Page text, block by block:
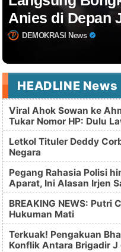
Anies di Depan
DEMOKRASI News
HEADLINE News
Viral Ahok Sowan ke
Tukar Nomor HP: Dulu
Letkol Tituler Deddy
Negara
Pegang Rahasia Polisi
Aparat, Ini Alasan Irjen
BREAKING NEWS: Putri
Hukuman Mati
Terkuak! Pengakuan
Konflik Antara Brigadir J